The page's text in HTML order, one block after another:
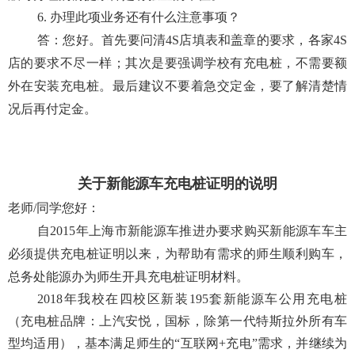
6. 办理此项业务还有什么注意事项？
答：您好。首先要问清4S店填表和盖章的要求，各家4S
店的要求不尽一样；其次是要强调学校有充电桩，不需要额
外在安装充电桩。最后建议不要着急交定金，要了解清楚情
况后再付定金。
关于新能源车充电桩证明的说明
老师/同学您好：
自2015年上海市新能源车推进办要求购买新能源车车主
必须提供充电桩证明以来，为帮助有需求的师生顺利购车，
总务处能源办为师生开具充电桩证明材料。
2018年我校在四校区新装195套新能源车公用充电桩
（充电桩品牌：上汽安悦，国标，除第一代特斯拉外所有车
型均适用），基本满足师生的“互联网+充电”需求，并继续为